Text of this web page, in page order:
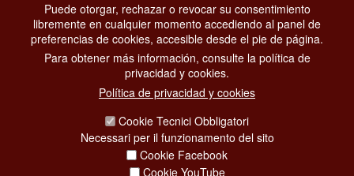
Dipartimento Grandi Eventi, Sport, Turismo e Moda.
Via di San Basilio, 51
00187 Roma
CONTACT CENTER TEL. 06 06 08
CONTATTA LA REDAZIONE
Puede otorgar, rechazar o revocar su consentimiento
libremente en cualquier momento accediendo al panel de
preferencias de cookies, accesible desde el pie de página.
Para obtener más información, consulte la política de
privacidad y cookies.
Política de privacidad y cookies
Cookie Tecnici Obbligatori
Necessari per il funzionamento del sito
Cookie Facebook
Cookie YouTube